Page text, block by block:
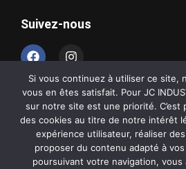
Suivez-nous
©JC INDUCTRIEL2025 |Création
Bergerac
Si vous continuez à utiliser ce site,
vous en êtes satisfait. Pour JC
sur notre site est une priorité. C’est
des cookies au titre de notre intérêt
expérience utilisateur, réaliser
proposer du contenu adapté à
poursuivant votre navigation,